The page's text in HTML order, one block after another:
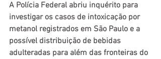
A Polícia Federal abriu inquérito para
investigar os casos de intoxicação por
metanol registrados em São Paulo e a
possível distribuição de bebidas
adulteradas para além das fronteiras do